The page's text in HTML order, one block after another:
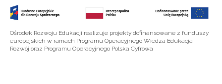
Ośrodek Rozwoju Edukacji realizuje projekty dofinansowane z funduszy
europejskich w ramach Programu Operacyjnego Wiedza Edukacja
Rozwój oraz Programu Operacyjnego Polska Cyfrowa